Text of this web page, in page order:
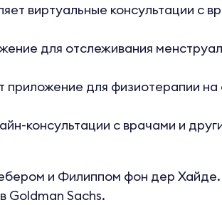
виртуальные консультации с
для отслеживания
приложение для физиотерапии на
консультации с врачами и
и Филиппом фон дер
Goldman Sachs.